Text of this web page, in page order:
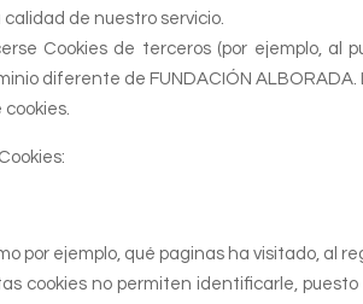
de nuestro servicio.
Cookies de terceros (por ejemplo, al
diferente de FUNDACIÓN
por ejemplo, qué paginas ha visitado, al
cookies no permiten identificarle,